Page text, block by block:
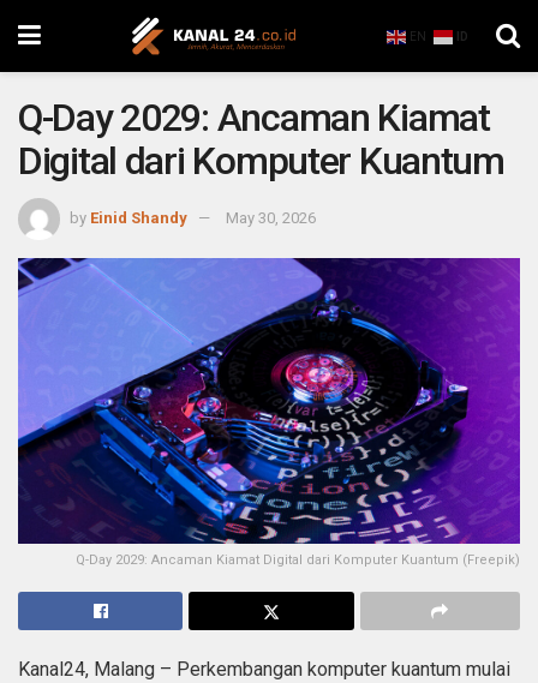
EN ID
Q-Day 2029: Ancaman Kiamat
Digital dari Komputer Kuantum
by Einid Shandy May 30, 2026
Q-Day 2029: Ancaman Kiamat Digital dari Komputer Kuantum (Freepik)
Kanal24, Malang – Perkembangan komputer kuantum mulai